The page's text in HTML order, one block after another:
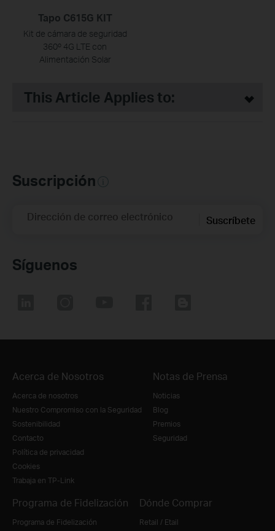
Tapo C615G KIT
Kit de cámara de seguridad
360º 4G LTE con
Alimentación Solar
This Article Applies to:
Suscripción
Dirección de correo electrónico Suscríbete
Síguenos
Acerca de Nosotros
Acerca de nosotros
Nuestro Compromiso con la Seguridad
Sostenibilidad
Contacto
Política de privacidad
Cookies
Trabaja en TP-Link
Notas de Prensa
Noticias
Blog
Premios
Seguridad
Programa de Fidelización
Programa de Fidelización
Dónde Comprar
Retail / Etail